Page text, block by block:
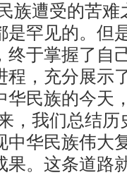
族遭受的苦
是罕见的。但
终于掌握了自
程，充分展示
民族的今天
，我们总结
中华民族伟大
果。这条道路